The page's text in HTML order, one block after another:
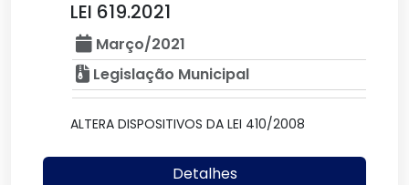
LEI 619.2021
Março/2021
Legislação Municipal
ALTERA DISPOSITIVOS DA LEI 410/2008
Detalhes